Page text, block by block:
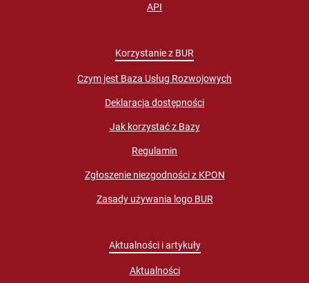
API
Korzystanie z BUR
Czym jest Baza Usług Rozwojowych
Deklaracja dostępności
Jak korzystać z Bazy
Regulamin
Zgłoszenie niezgodności z KPON
Zasady używania logo BUR
Aktualności i artykuły
Aktualności